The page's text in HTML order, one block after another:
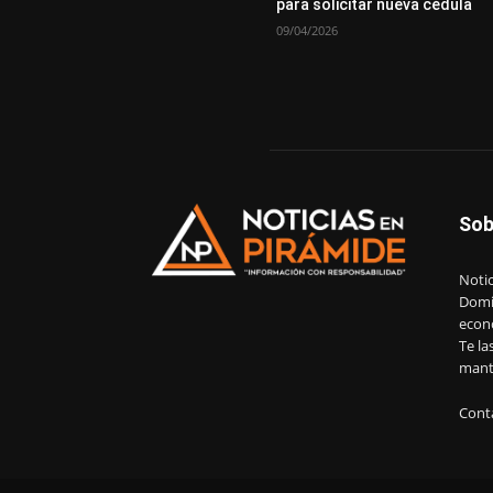
para solicitar nueva cédula
09/04/2026
Te